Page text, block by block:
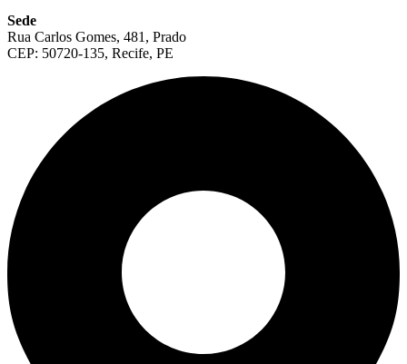
Sede
Rua Carlos Gomes, 481, Prado
CEP: 50720-135, Recife, PE